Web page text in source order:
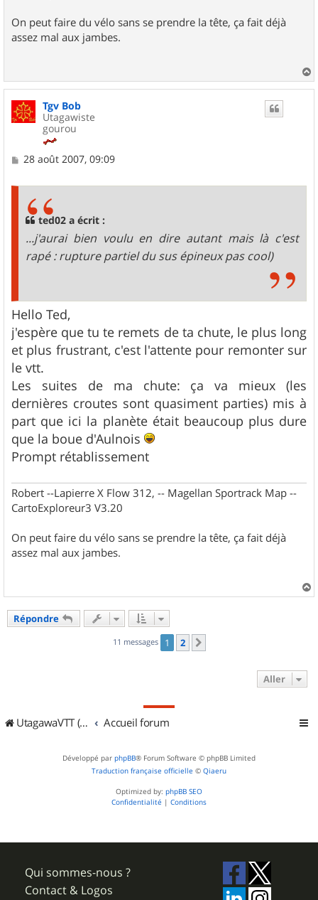
On peut faire du vélo sans se prendre la tête, ça fait déjà
assez mal aux jambes.
a
Tgv Bob
Utagawiste
gourou
M
28 août 2007, 09:09
ted02 a écrit :
...j'aurai bien voulu en dire autant mais là c'est
rapé : rupture partiel du sus épineux pas cool)
Hello Ted,
j'espère que tu te remets de ta chute, le plus long
et plus frustrant, c'est l'attente pour remonter sur
le vtt.
Les suites de ma chute: ça va mieux (les
dernières croutes sont quasiment parties) mis à
part que ici la planète était beaucoup plus dure
que la boue d'Aulnois
Prompt rétablissement
Robert --Lapierre X Flow 312, -- Magellan Sportrack Map --
CartoExploreur3 V3.20
On peut faire du vélo sans se prendre la tête, ça fait déjà
assez mal aux jambes.
a
Répondre
11 messages 1 2
Aller
UtagawaVTT (Randos VTT et VTTAE avec traces GPS) Accueil forum
Développé par phpBB® Forum Software © phpBB Limited
Traduction française officielle © Qiaeru
Optimized by: phpBB SEO
Confidentialité | Conditions
Qui sommes-nous ?
Contact & Logos